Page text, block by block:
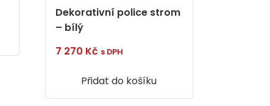
Dekorativní police strom
– bílý
7 270 Kč s DPH
Přidat do košíku